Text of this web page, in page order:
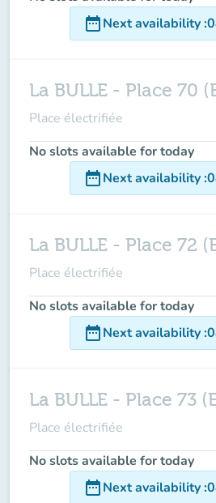
date_rangeNext availability:
La BULLE - Place 70
Place électrifiée
No slots available for today
date_rangeNext availability:
La BULLE - Place 72
Place électrifiée
No slots available for today
date_rangeNext availability:
La BULLE - Place 73
Place électrifiée
No slots available for today
date_rangeNext availability: